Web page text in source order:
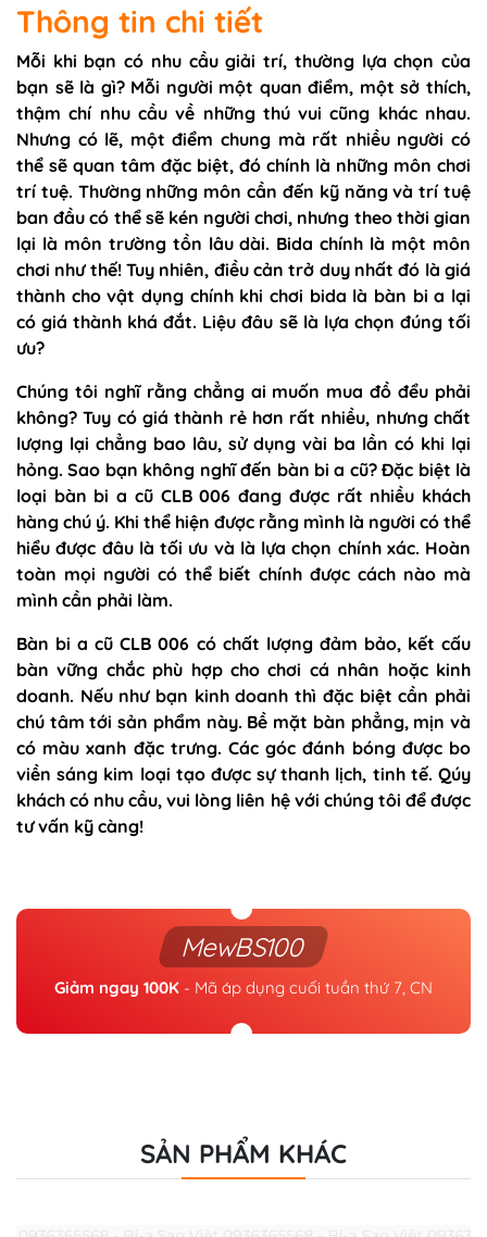
Thông tin chi tiết
Mỗi khi bạn có nhu cầu giải trí, thường lựa chọn của
bạn sẽ là gì? Mỗi người một quan điểm, một sở thích,
thậm chí nhu cầu về những thú vui cũng khác nhau.
Nhưng có lẽ, một điểm chung mà rất nhiều người có
thể sẽ quan tâm đặc biệt, đó chính là những môn chơi
trí tuệ. Thường những môn cần đến kỹ năng và trí tuệ
ban đầu có thể sẽ kén người chơi, nhưng theo thời gian
lại là môn trường tồn lâu dài. Bida chính là một môn
chơi như thế! Tuy nhiên, điều cản trở duy nhất đó là giá
thành cho vật dụng chính khi chơi bida là bàn bi a lại
có giá thành khá đắt. Liệu đâu sẽ là lựa chọn đúng tối
ưu?
Chúng tôi nghĩ rằng chẳng ai muốn mua đồ đểu phải
không? Tuy có giá thành rẻ hơn rất nhiều, nhưng chất
lượng lại chẳng bao lâu, sử dụng vài ba lần có khi lại
hỏng. Sao bạn không nghĩ đến bàn bi a cũ? Đặc biệt là
loại bàn bi a cũ CLB 006 đang được rất nhiều khách
hàng chú ý. Khi thể hiện được rằng mình là người có thể
hiểu được đâu là tối ưu và là lựa chọn chính xác. Hoàn
toàn mọi người có thể biết chính được cách nào mà
mình cần phải làm.
Bàn bi a cũ CLB 006 có chất lượng đảm bảo, kết cấu
bàn vững chắc phù hợp cho chơi cá nhân hoặc kinh
doanh. Nếu như bạn kinh doanh thì đặc biệt cần phải
chú tâm tới sản phẩm này. Bề mặt bàn phẳng, mịn và
có màu xanh đặc trưng. Các góc đánh bóng được bo
viền sáng kim loại tạo được sự thanh lịch, tinh tế. Qúy
khách có nhu cầu, vui lòng liên hệ với chúng tôi để được
tư vấn kỹ càng!
MewBS100
Giảm ngay 100K - Mã áp dụng cuối tuần thứ 7, CN
SẢN PHẨM KHÁC